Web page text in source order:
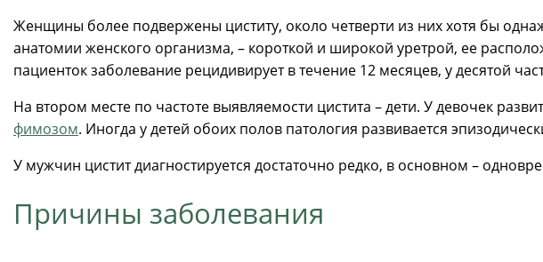
Женщины более подвержены циститу, около четверти из них хотя бы
анатомии женского организма, – короткой и широкой уретрой, ее
пациенток заболевание рецидивирует в течение 12 месяцев, у десятой
На втором месте по частоте выявляемости цистита – дети. У девочек
фимозом. Иногда у детей обоих полов патология развивается
У мужчин цистит диагностируется достаточно редко, в основном –
Причины заболевания